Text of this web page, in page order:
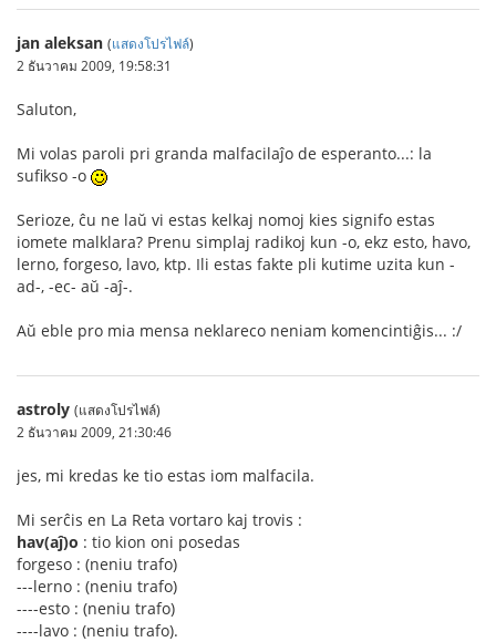
jan aleksan (แสดงโปรไฟล์)
2 ธันวาคม 2009, 19:58:31
Saluton,
Mi volas paroli pri granda malfacilaĵo de esperanto...: la
sufikso -o
Serioze, ĉu ne laŭ vi estas kelkaj nomoj kies signifo estas
iomete malklara? Prenu simplaj radikoj kun -o, ekz esto, havo,
lerno, forgeso, lavo, ktp. Ili estas fakte pli kutime uzita kun -
ad-, -ec- aŭ -aĵ-.
Aŭ eble pro mia mensa neklareco neniam komencintiĝis... :/
astroly (แสดงโปรไฟล์)
2 ธันวาคม 2009, 21:30:46
jes, mi kredas ke tio estas iom malfacila.
Mi serĉis en La Reta vortaro kaj trovis :
hav(aĵ)o : tio kion oni posedas
forgeso : (neniu trafo)
---lerno : (neniu trafo)
----esto : (neniu trafo)
----lavo : (neniu trafo).